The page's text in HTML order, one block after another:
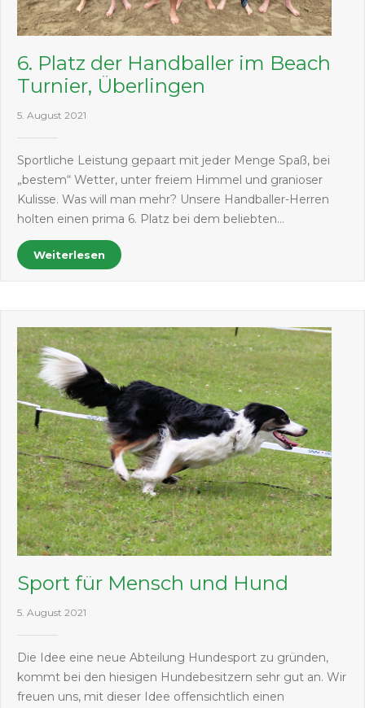
6. Platz der Handballer im Beach
Turnier, Überlingen
5. August 2021
Sportliche Leistung gepaart mit jeder Menge Spaß, bei
„bestem“ Wetter, unter freiem Himmel und granioser
Kulisse. Was will man mehr? Unsere Handballer-Herren
holten einen prima 6. Platz bei dem beliebten…
Weiterlesen
Sport für Mensch und Hund
5. August 2021
Die Idee eine neue Abteilung Hundesport zu gründen,
kommt bei den hiesigen Hundebesitzern sehr gut an. Wir
freuen uns, mit dieser Idee offensichtlich einen